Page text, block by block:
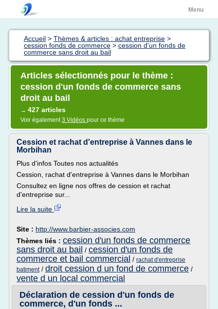
Menu
Accueil > Thèmes & articles : achat entreprise >
cession fonds de commerce > cession d'un fonds de
commerce sans droit au bail
Articles sélectionnés pour le thème :
cession d'un fonds de commerce sans
droit au bail
→ 427 articles
Voir également3 Vidéos pour ce thème
Cession et rachat d'entreprise à Vannes dans le
Morbihan
Plus d'infos Toutes nos actualités
Cession, rachat d'entreprise à Vannes dans le Morbihan
Consultez en ligne nos offres de cession et rachat
d'entreprise sur...
Lire la suite
Site : http://www.barbier-associes.com
Thèmes liés : cession d'un fonds de commerce
sans droit au bail / cession d'un fonds de
commerce et bail commercial / rachat d'entreprise
batiment/ droit cession d un fond de commerce /
vente d un local commercial
Déclaration de cession d'un fonds de
commerce, d'un fonds ...